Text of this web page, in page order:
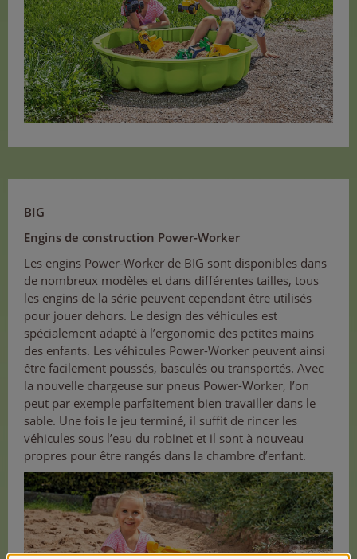
BIG
Engins de construction Power-Worker
Les engins Power-Worker de BIG sont disponibles dans
de nombreux modèles et dans différentes tailles, tous
les engins de la série peuvent cependant être utilisés
pour jouer dehors. Le design des véhicules est
spécialement adapté à l’ergonomie des petites mains
des enfants. Les véhicules Power-Worker peuvent ainsi
être facilement poussés, basculés ou transportés. Avec
la nouvelle chargeuse sur pneus Power-Worker, l’on
peut par exemple parfaitement bien travailler dans le
sable. Une fois le jeu terminé, il suffit de rincer les
véhicules sous l’eau du robinet et il sont à nouveau
propres pour être rangés dans la chambre d’enfant.